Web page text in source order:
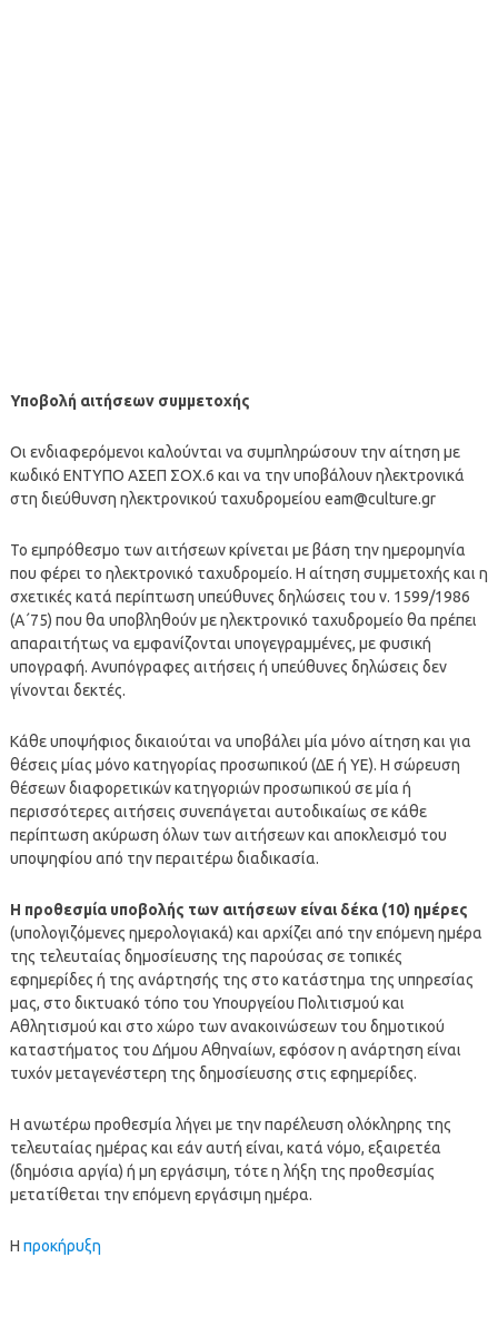
Υποβολή αιτήσεων συμμετοχής
Οι ενδιαφερόμενοι καλούνται να συμπληρώσουν την αίτηση με
κωδικό ΕΝΤΥΠΟ ΑΣΕΠ ΣΟΧ.6 και να την υποβάλουν ηλεκτρονικά
στη διεύθυνση ηλεκτρονικού ταχυδρομείου eam@culture.gr
Το εμπρόθεσμο των αιτήσεων κρίνεται με βάση την ημερομηνία
που φέρει το ηλεκτρονικό ταχυδρομείο. Η αίτηση συμμετοχής και η
σχετικές κατά περίπτωση υπεύθυνες δηλώσεις του ν. 1599/1986
(Α΄75) που θα υποβληθούν με ηλεκτρονικό ταχυδρομείο θα πρέπει
απαραιτήτως να εμφανίζονται υπογεγραμμένες, με φυσική
υπογραφή. Ανυπόγραφες αιτήσεις ή υπεύθυνες δηλώσεις δεν
γίνονται δεκτές.
Κάθε υποψήφιος δικαιούται να υποβάλει μία μόνο αίτηση και για
θέσεις μίας μόνο κατηγορίας προσωπικού (ΔΕ ή ΥΕ). Η σώρευση
θέσεων διαφορετικών κατηγοριών προσωπικού σε μία ή
περισσότερες αιτήσεις συνεπάγεται αυτοδικαίως σε κάθε
περίπτωση ακύρωση όλων των αιτήσεων και αποκλεισμό του
υποψηφίου από την περαιτέρω διαδικασία.
Η προθεσμία υποβολής των αιτήσεων είναι δέκα (10) ημέρες
(υπολογιζόμενες ημερολογιακά) και αρχίζει από την επόμενη ημέρα
της τελευταίας δημοσίευσης της παρούσας σε τοπικές
εφημερίδες ή της ανάρτησής της στο κατάστημα της υπηρεσίας
μας, στο δικτυακό τόπο του Υπουργείου Πολιτισμού και
Αθλητισμού και στο χώρο των ανακοινώσεων του δημοτικού
καταστήματος του Δήμου Αθηναίων, εφόσον η ανάρτηση είναι
τυχόν μεταγενέστερη της δημοσίευσης στις εφημερίδες.
Η ανωτέρω προθεσμία λήγει με την παρέλευση ολόκληρης της
τελευταίας ημέρας και εάν αυτή είναι, κατά νόμο, εξαιρετέα
(δημόσια αργία) ή μη εργάσιμη, τότε η λήξη της προθεσμίας
μετατίθεται την επόμενη εργάσιμη ημέρα.
Η προκήρυξη